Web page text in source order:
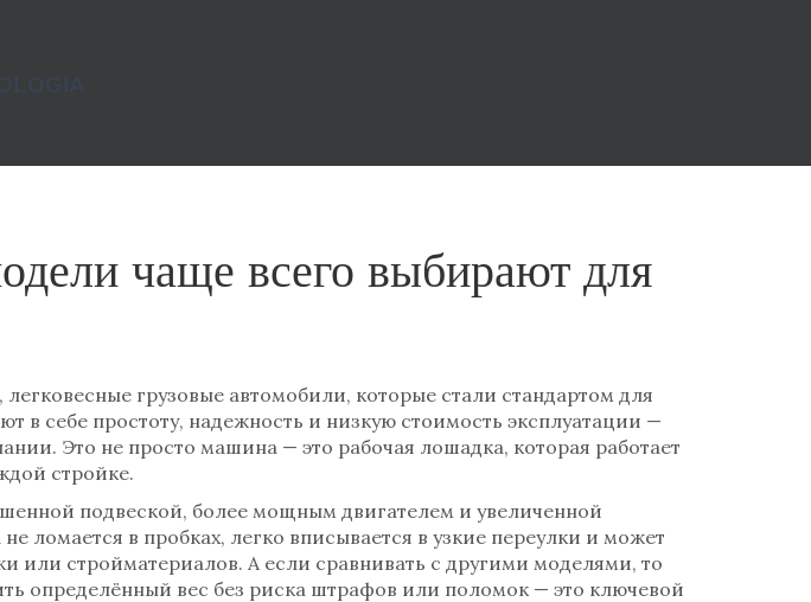
чаще всего выбирают для
, легковесные грузовые автомобили, которые стали стандартом для
в себе простоту, надежность и низкую стоимость эксплуатации —
Это не просто машина — это рабочая лошадка, которая работает
стройке.
подвеской, более мощным двигателем и увеличенной
ломается в пробках, легко вписывается в узкие переулки и может
или стройматериалов. А если сравнивать с другими моделями, то
определённый вес без риска штрафов или поломок — это ключевой